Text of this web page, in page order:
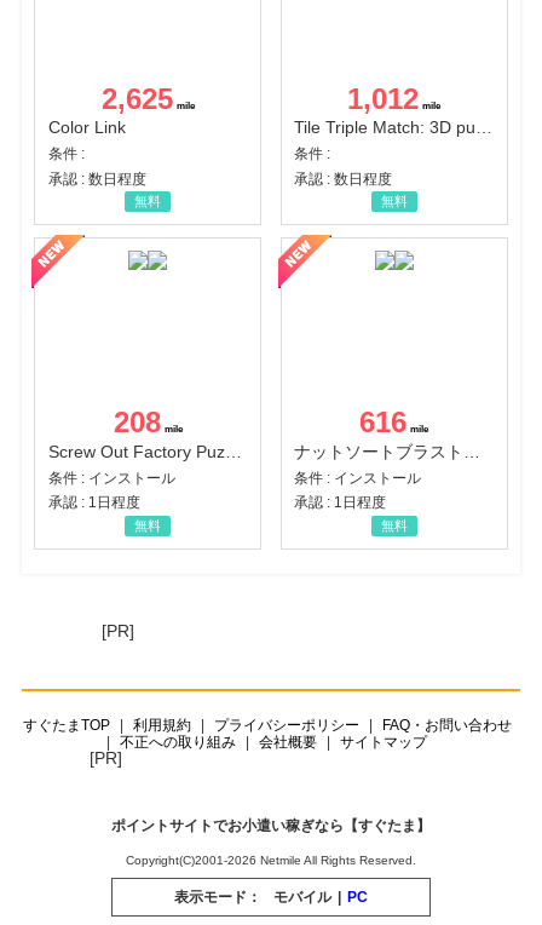
2,625
Color Link
条件 :
承認 : 数日程度
無料
1,012
Tile Triple Match: 3D puzzle
条件 :
承認 : 数日程度
無料
208
Screw Out Factory Puzzle 3D（経験値バーのマイルストーンを5にする（ユーザーレベル5に到達する））（Android）
条件 : インストール
承認 : 1日程度
無料
616
条件 : インストール
承認 : 1日程度
無料
[PR]
すぐたまTOP 利用規約 プライバシーポリシー
FAQ・お問い合わせ
不正への取り組み
会社概要 サイトマップ
[PR]
ポイントサイトでお小遣い稼ぎなら【すぐたま】
Copyright(C)2001-2026 Netmile All Rights Reserved.
表示モード： モバイル | PC